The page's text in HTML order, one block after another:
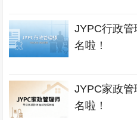
JYPC行政
名啦！
JYPC家政
名啦！